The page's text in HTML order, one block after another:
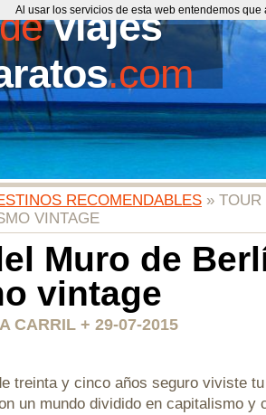
viajes
.com
RECOMENDABLES » TOUR
VINTAGE
Muro de
vintage
CARRIL + 29-07-2015
treinta y cinco años seguro viviste
un mundo dividido en capitalismo y
Al usar los servicios de esta web entendemos